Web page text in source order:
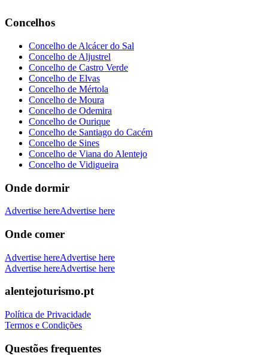
Concelhos
Concelho de Alcácer do Sal
Concelho de Aljustrel
Concelho de Castro Verde
Concelho de Elvas
Concelho de Mértola
Concelho de Moura
Concelho de Odemira
Concelho de Ourique
Concelho de Santiago do Cacém
Concelho de Sines
Concelho de Viana do Alentejo
Concelho de Vidigueira
Onde dormir
Advertise hereAdvertise here
Onde comer
Advertise hereAdvertise here
Advertise hereAdvertise here
alentejoturismo.pt
Política de Privacidade
Termos e Condições
Questões frequentes